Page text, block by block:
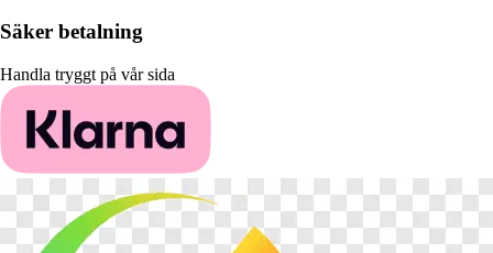
Säker betalning
Handla tryggt på vår sida